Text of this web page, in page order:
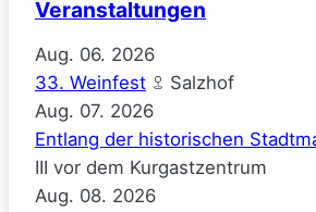
Veranstaltungen
Aug. 06. 2026
33. Weinfest
Salzhof
Aug. 07. 2026
Entlang der historischen
III vor dem Kurgastzentrum
Aug. 08. 2026